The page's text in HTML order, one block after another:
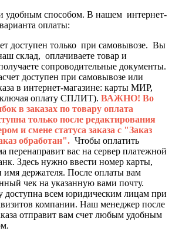
удобным способом. В нашем интернет-
оплаты:
доступен только при самовывозе. Вы
склад, оплачиваете товар и
сопроводительные документы.
доступен при самовывозе или
в интернет-магазине: карты МИР,
оплату СПЛИТ). ВАЖНО! Во
в заказах по товару оплата
только после редактирования
и смене статуса заказа с "Заказ
обработан". Чтобы оплатить
перенаправит вас на сервер платежной
Здесь нужно ввести номер карты,
имя держателя. После оплаты вам
чек на указанную вами почту.
доступна всем юридическим лицам при
компании. Наш менеджер после
отправит вам счет любым удобным